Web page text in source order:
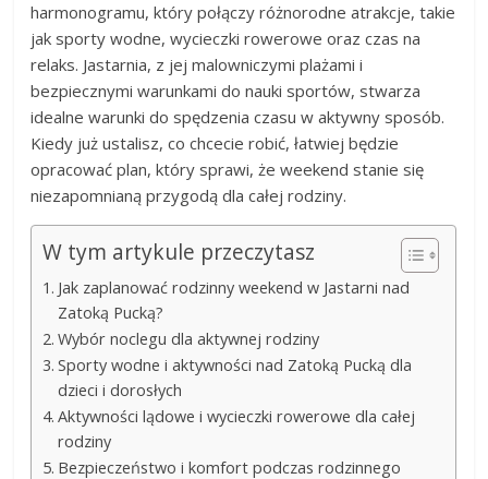
harmonogramu, który połączy różnorodne atrakcje, takie
jak sporty wodne, wycieczki rowerowe oraz czas na
relaks. Jastarnia, z jej malowniczymi plażami i
bezpiecznymi warunkami do nauki sportów, stwarza
idealne warunki do spędzenia czasu w aktywny sposób.
Kiedy już ustalisz, co chcecie robić, łatwiej będzie
opracować plan, który sprawi, że weekend stanie się
niezapomnianą przygodą dla całej rodziny.
W tym artykule przeczytasz
Jak zaplanować rodzinny weekend w Jastarni nad
Zatoką Pucką?
Wybór noclegu dla aktywnej rodziny
Sporty wodne i aktywności nad Zatoką Pucką dla
dzieci i dorosłych
Aktywności lądowe i wycieczki rowerowe dla całej
rodziny
Bezpieczeństwo i komfort podczas rodzinnego